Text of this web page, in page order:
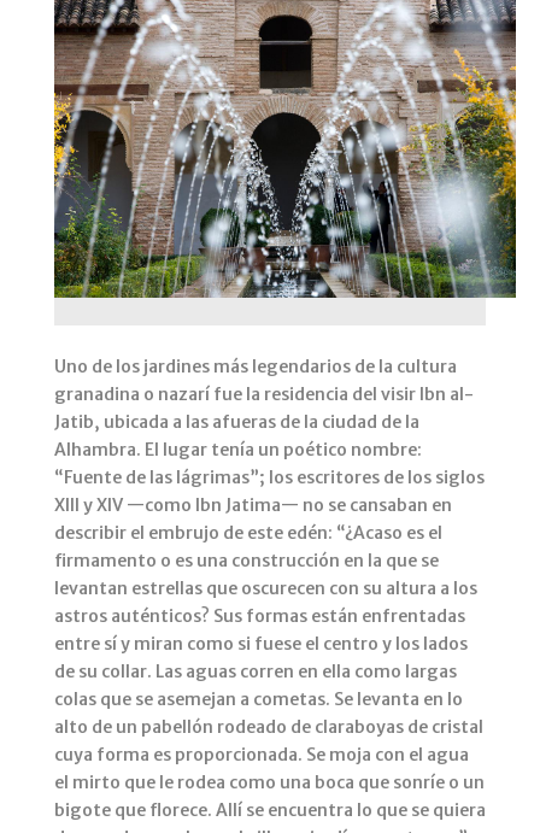
Uno de los jardines más legendarios de la cultura
granadina o nazarí fue la residencia del visir Ibn al-
Jatib, ubicada a las afueras de la ciudad de la
Alhambra. El lugar tenía un poético nombre:
“Fuente de las lágrimas”; los escritores de los siglos
XIII y XIV —como Ibn Jatima— no se cansaban en
describir el embrujo de este edén: “¿Acaso es el
firmamento o es una construcción en la que se
levantan estrellas que oscurecen con su altura a los
astros auténticos? Sus formas están enfrentadas
entre sí y miran como si fuese el centro y los lados
de su collar. Las aguas corren en ella como largas
colas que se asemejan a cometas. Se levanta en lo
alto de un pabellón rodeado de claraboyas de cristal
cuya forma es proporcionada. Se moja con el agua
el mirto que le rodea como una boca que sonríe o un
bigote que florece. Allí se encuentra lo que se quiera